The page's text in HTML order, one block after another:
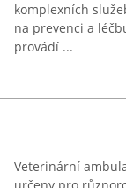
komplexních
na prevenci a
provádí ...
Veterinární